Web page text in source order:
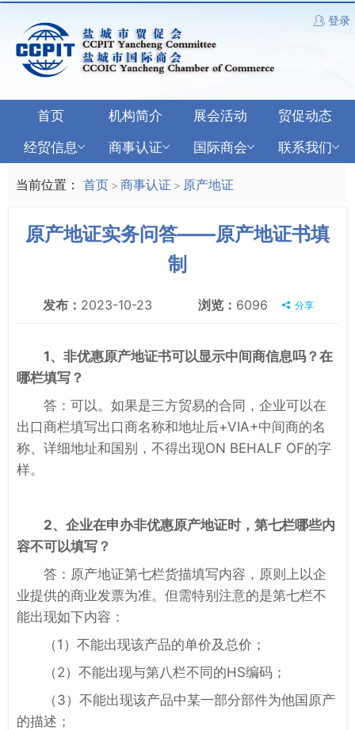
登录
首页 机构简介 展会活动
贸促动态
经贸信息
商事认证 国际商会 联系我们
当前位置： 首页 > 商事认证 > 原产地证
原产地证实务问答——原产地证书填
制
发布： 2023-10-23 浏览： 6096 分享
1、非优惠原产地证书可以显示中间商信息吗？在
哪栏填写？
答：可以。如果是三方贸易的合同，企业可以在
出口商栏填写出口商名称和地址后+VIA+中间商的名
称、详细地址和国别，不得出现ON BEHALF OF的字
样。
2、企业在申办非优惠原产地证时，第七栏哪些内
容不可以填写？
答：原产地证第七栏货描填写内容，原则上以企
业提供的商业发票为准。但需特别注意的是第七栏不
能出现如下内容：
（1）不能出现该产品的单价及总价；
（2）不能出现与第八栏不同的HS编码；
（3）不能出现该产品中某一部分部件为他国原产
的描述；